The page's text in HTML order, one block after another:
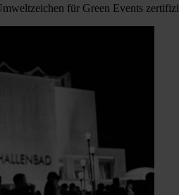
für Green Events